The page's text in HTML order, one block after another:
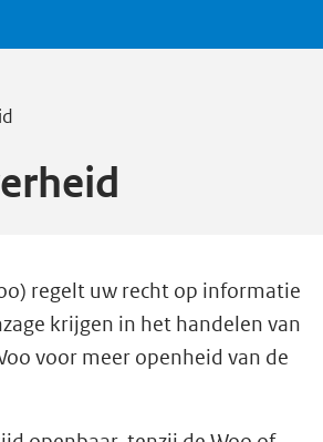
regelt uw recht op informatie
krijgen in het handelen van
voor meer openheid van de